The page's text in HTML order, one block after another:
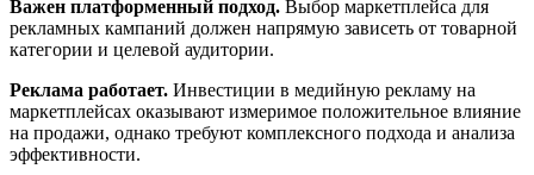
Важен платформенный подход. Выбор маркетплейса для
рекламных кампаний должен напрямую зависеть от товарной
категории и целевой аудитории.
Реклама работает. Инвестиции в медийную рекламу на
маркетплейсах оказывают измеримое положительное влияние
на продажи, однако требуют комплексного подхода и анализа
эффективности.